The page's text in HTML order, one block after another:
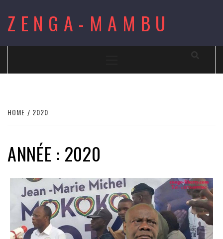
content
ZENGA-MAMBU
HOME 2020
ANNÉE : 2020